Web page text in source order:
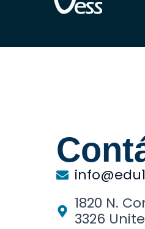
1820 N.
3326